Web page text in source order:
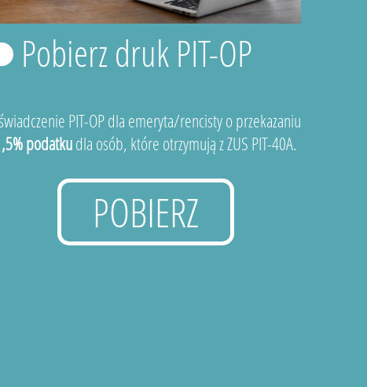
Pobierz druk PIT-OP
PIT-OP dla emeryta/rencisty o przekazaniu
podatkudla osób, które otrzymują z ZUS PIT-40A.
POBIERZ